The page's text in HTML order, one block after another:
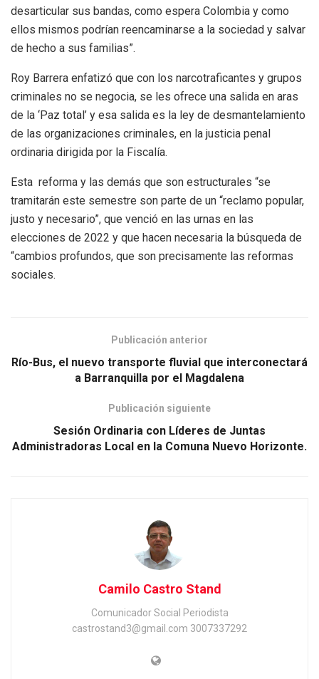
desarticular sus bandas, como espera Colombia y como
ellos mismos podrían reencaminarse a la sociedad y salvar
de hecho a sus familias”.
Roy Barrera enfatizó que con los narcotraficantes y grupos
criminales no se negocia, se les ofrece una salida en aras
de la ‘Paz total’ y esa salida es la ley de desmantelamiento
de las organizaciones criminales, en la justicia penal
ordinaria dirigida por la Fiscalía.
Esta reforma y las demás que son estructurales “se
tramitarán este semestre son parte de un “reclamo popular,
justo y necesario”, que venció en las urnas en las
elecciones de 2022 y que hacen necesaria la búsqueda de
“cambios profundos, que son precisamente las reformas
sociales.
Publicación anterior
Río-Bus, el nuevo transporte fluvial que interconectará
a Barranquilla por el Magdalena
Publicación siguiente
Sesión Ordinaria con Líderes de Juntas
Administradoras Local en la Comuna Nuevo Horizonte.
Camilo Castro Stand
Comunicador Social Periodista
castrostand3@gmail.com 3007337292